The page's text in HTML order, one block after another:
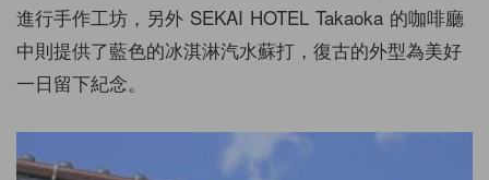
進行手作工坊，另外 SEKAI HOTEL Takaoka 的咖啡廳
中則提供了藍色的冰淇淋汽水蘇打，復古的外型為美好
一日留下紀念。